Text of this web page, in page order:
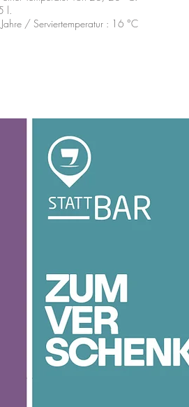
l.
/ Serviertemperatur : 16 °C